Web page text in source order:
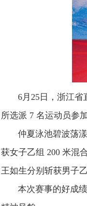
6月25日，浙江省直
所选派 7 名运动员参加
仲夏泳池碧波荡漾
获女子乙组 200 米混
王如生分别斩获男子
本次赛事的好成绩